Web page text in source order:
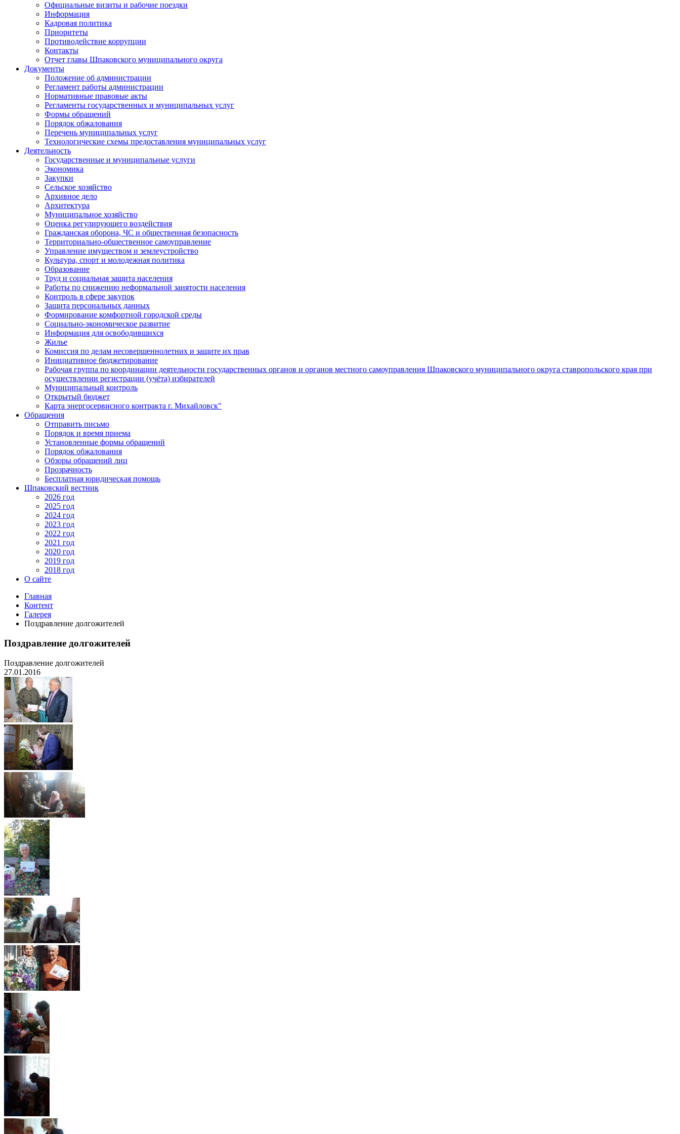
Официальные визиты и рабочие поездки
Информация
Кадровая политика
Приоритеты
Противодействие коррупции
Контакты
Отчет главы Шпаковского муниципального округа
Документы
Положение об администрации
Регламент работы администрации
Нормативные правовые акты
Регламенты государственных и муниципальных услуг
Формы обращений
Порядок обжалования
Перечень муниципальных услуг
Технологические схемы предоставления муниципальных услуг
Деятельность
Государственные и муниципальные услуги
Экономика
Закупки
Сельское хозяйство
Архивное дело
Архитектура
Муниципальное хозяйство
Оценка регулирующего воздействия
Гражданская оборона, ЧС и общественная безопасность
Территориально-общественное самоуправление
Управление имуществом и землеустройство
Культура, спорт и молодежная политика
Образование
Труд и социальная защита населения
Работы по снижению неформальной занятости населения
Контроль в сфере закупок
Защита персональных данных
Формирование комфортной городской среды
Социально-экономическое развитие
Информация для освободившихся
Жилье
Комиссия по делам несовершеннолетних и защите их прав
Инициативное бюджетирование
Рабочая группа по координации деятельности государственных органов и органов местного самоуправления Шпаковского муниципального округа ставропольского края при
осуществлении регистрации (учёта) избирателей
Муниципальный контроль
Открытый бюджет
Карта энергосервисного контракта г. Михайловск"
Обращения
Отправить письмо
Порядок и время приема
Установленные формы обращений
Порядок обжалования
Обзоры обращений лиц
Прозрачность
Бесплатная юридическая помощь
Шпаковский вестник
2026 год
2025 год
2024 год
2023 год
2022 год
2021 год
2020 год
2019 год
2018 год
О сайте
Главная
Контент
Галерея
Поздравление долгожителей
Поздравление долгожителей
Поздравление долгожителей
27.01.2016